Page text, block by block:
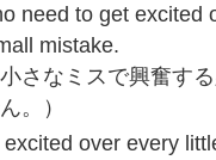
need to get excited
mistake.
小さなミスで興奮す
。）
over every